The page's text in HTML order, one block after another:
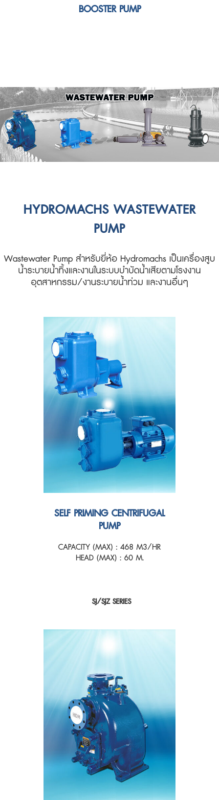
BOOSTER PUMP
HYDROMACHS WASTEWATER
PUMP
Wastewater Pump สำหรับยี่ห้อ Hydromachs เป็นเครื่องสูบ
น้ำระบายน้ำทิ้งและงานในระบบบำบัดน้ำเสียตามโรงงาน
อุตสาหกรรม/งานระบายน้ำท่วม และงานอื่นๆ
SELF PRIMING CENTRIFUGAL
PUMP
CAPACITY (MAX) : 468 M3/HR
HEAD (MAX) : 60 M.
SJ/SJZ SERIES